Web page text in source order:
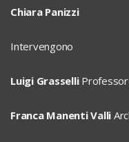
Chiara Panizzi
Intervengono
Luigi Grasselli
Franca Manenti Valli